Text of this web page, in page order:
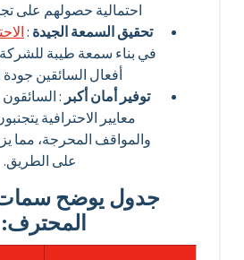
احتمالية حصولهم على
تحقيق السمعة الجيدة:
في بناء سمعة طيبة
أفعال السائقين جودة
توفير أمان أكبر: السائقون
معايير الاحترافية
والمواقف المحرجة، مما
على الطريق.
جدول يوضح سمات
المحترف: